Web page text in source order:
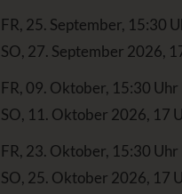
FR, 25. September, 15:30
SO, 27. September 2026,
FR, 09. Oktober, 15:30 Uhr
SO, 11. Oktober 2026, 17
FR, 23. Oktober, 15:30 Uhr
SO, 25. Oktober 2026, 17